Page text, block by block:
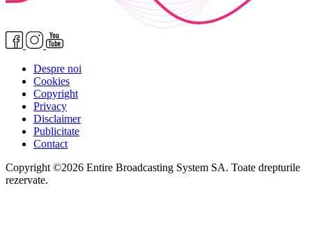
Despre noi
Cookies
Copyright
Privacy
Disclaimer
Publicitate
Contact
Copyright ©2026 Entire Broadcasting System SA. Toate drepturile
rezervate.